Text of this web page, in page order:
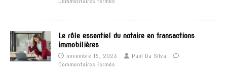
Le rôle essentiel du notaire en transactions
immobilières
novembre 15, 2023
Paul Da Silva
Commentaires fermés